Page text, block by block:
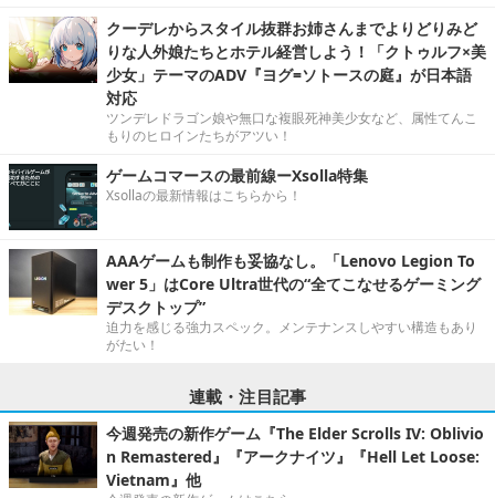
クーデレからスタイル抜群お姉さんまでよりどりみど
りな人外娘たちとホテル経営しよう！「クトゥルフ×美
少女」テーマのADV『ヨグ=ソトースの庭』が日本語
対応
ツンデレドラゴン娘や無口な複眼死神美少女など、属性てんこ
もりのヒロインたちがアツい！
ゲームコマースの最前線ーXsolla特集
Xsollaの最新情報はこちらから！
AAAゲームも制作も妥協なし。「Lenovo Legion To
wer 5」はCore Ultra世代の“全てこなせるゲーミング
デスクトップ”
迫力を感じる強力スペック。メンテナンスしやすい構造もあり
がたい！
連載・注目記事
今週発売の新作ゲーム『The Elder Scrolls IV: Oblivio
n Remastered』『アークナイツ』『Hell Let Loose:
Vietnam』他